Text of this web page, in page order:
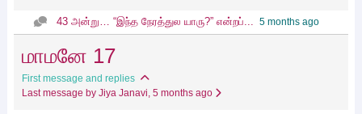
43 அன்று… “இந்த நேரத்துல யாரு?” என்றப்... 5 months ago
மாமனே 17
First message and replies
Last message by Jiya Janavi, 5 months ago